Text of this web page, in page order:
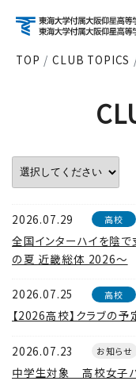
About
Course
School Life
TOP CLUB TOPICS
2026.07.29 高校
全国インターハイを陰
の夏 近畿総体 2026～
2026.07.25 高校
【2026高校】クラブの予
2026.07.23 お知らせ
中学生対象 高校女子